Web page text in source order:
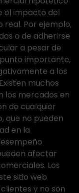
el impacto del
real. Por ejemplo,
o de adherirse
a pesar de
importante,
a los
muchos
los mercados en
de cualquier
que no pueden
en la
afectar
Los
sitio web
y no son